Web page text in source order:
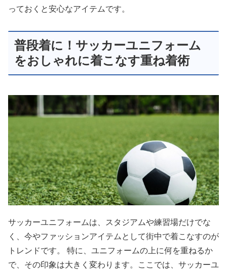
っておくと安心なアイテムです。
普段着に！サッカーユニフォーム
をおしゃれに着こなす重ね着術
サッカーユニフォームは、スタジアムや練習場だけでな
く、今やファッションアイテムとして街中で着こなすのが
トレンドです。 特に、ユニフォームの上に何を重ねるか
で、その印象は大きく変わります。ここでは、サッカーユ